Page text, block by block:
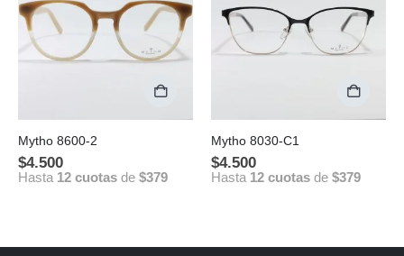
Mytho 8600-2
$4.500
Hasta 12 cuotas de $379
Mytho 8030-C1
$4.500
Hasta 12 cuotas de $379